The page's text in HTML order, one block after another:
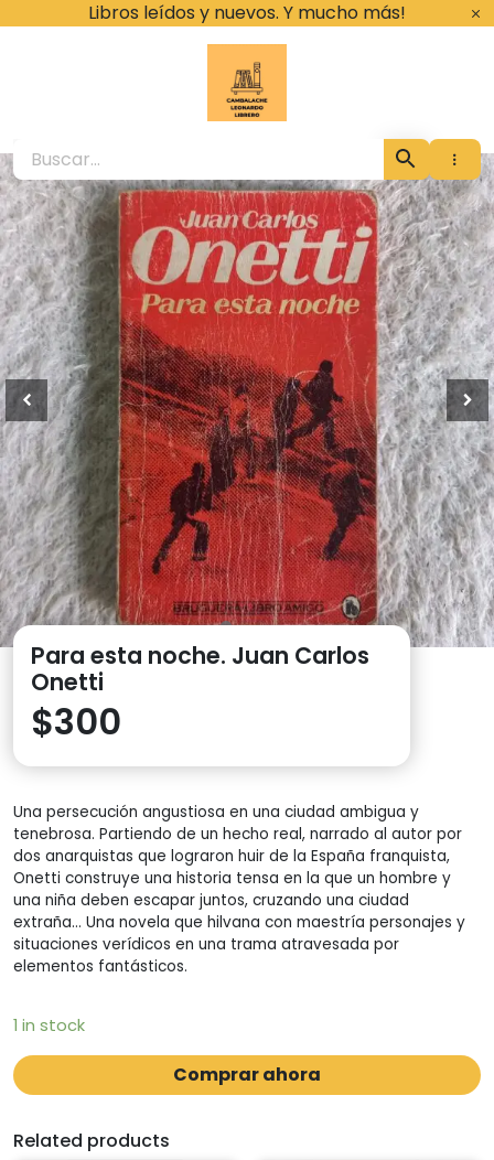
Libros leídos y nuevos. Y mucho más!
Cambalache
Para esta noche. Juan Carlos
Onetti
$300
Una persecución angustiosa en una ciudad ambigua y
tenebrosa. Partiendo de un hecho real, narrado al autor por
dos anarquistas que lograron huir de la España franquista,
Onetti construye una historia tensa en la que un hombre y
una niña deben escapar juntos, cruzando una ciudad
extraña… Una novela que hilvana con maestría personajes y
situaciones verídicos en una trama atravesada por
elementos fantásticos.
1 in stock
Comprar ahora
Related products